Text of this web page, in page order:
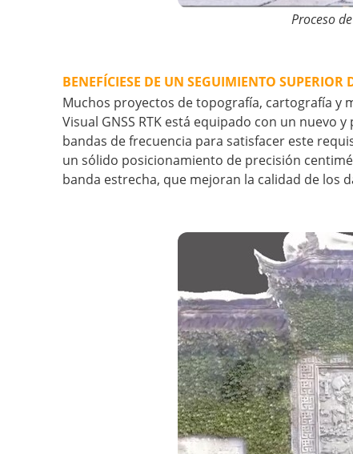
Proceso
BENEFÍCIESE DE UN SEGUIMIENTO
Muchos proyectos de topografía, cartografía y
Visual GNSS RTK está equipado con un nuevo
bandas de frecuencia para satisfacer este
un sólido posicionamiento de precisión
banda estrecha, que mejoran la calidad de los